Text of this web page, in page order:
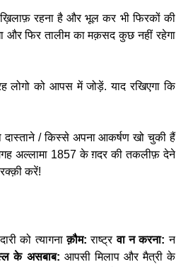
रहना है और भूल कर भी फिरकों की
और फिर तालीम का मक़सद कुछ नहीं रहेगा
लोगो को आपस में जोड़ें. याद रखिएगा कि
/ किस्से अपना आकर्षण खो चुकी हैं
अल्लामा 1857 के ग़दर की तकलीफ़ देने
करें!
को त्यागनाक़ौम:राष्ट्रवा न करना:न
के असबाब: आपसी मिलाप और मैत्री के